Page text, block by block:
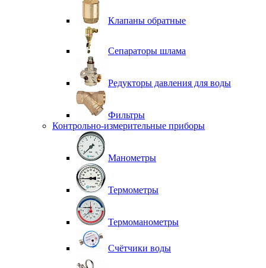
Клапаны обратные
Сепараторы шлама
Редукторы давления для воды
Фильтры
Контрольно-измерительные приборы
Манометры
Термометры
Термоманометры
Счётчики воды